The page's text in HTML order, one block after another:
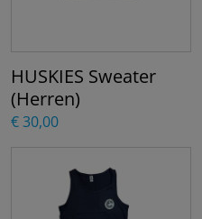
HUSKIES Sweater
(Herren)
€ 30,00